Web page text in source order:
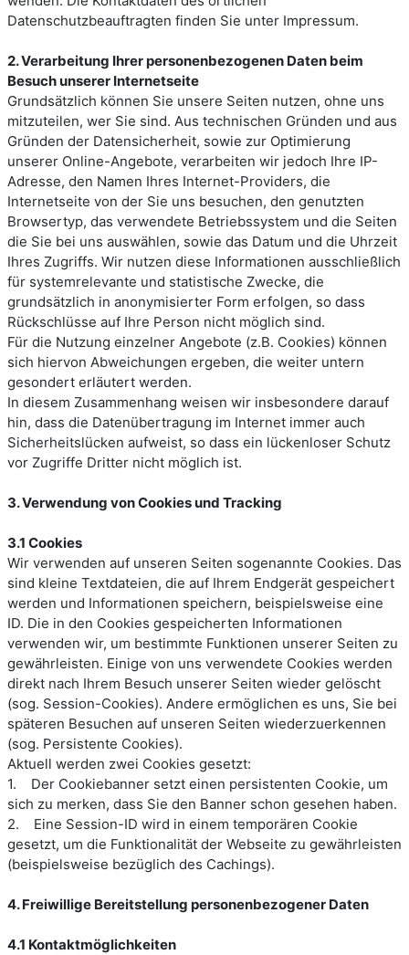
Datenschutzbeauftragten finden Sie unter Impressum.
2. Verarbeitung Ihrer personenbezogenen Daten beim
Besuch unserer Internetseite
Grundsätzlich können Sie unsere Seiten nutzen, ohne uns
mitzuteilen, wer Sie sind. Aus technischen Gründen und aus
Gründen der Datensicherheit, sowie zur Optimierung
unserer Online-Angebote, verarbeiten wir jedoch Ihre IP-
Adresse, den Namen Ihres Internet-Providers, die
Internetseite von der Sie uns besuchen, den genutzten
Browsertyp, das verwendete Betriebssystem und die Seiten
die Sie bei uns auswählen, sowie das Datum und die Uhrzeit
Ihres Zugriffs. Wir nutzen diese Informationen ausschließlich
für systemrelevante und statistische Zwecke, die
grundsätzlich in anonymisierter Form erfolgen, so dass
Rückschlüsse auf Ihre Person nicht möglich sind.
Für die Nutzung einzelner Angebote (z.B. Cookies) können
sich hiervon Abweichungen ergeben, die weiter untern
gesondert erläutert werden.
In diesem Zusammenhang weisen wir insbesondere darauf
hin, dass die Datenübertragung im Internet immer auch
Sicherheitslücken aufweist, so dass ein lückenloser Schutz
vor Zugriffe Dritter nicht möglich ist.
3. Verwendung von Cookies und Tracking
3.1 Cookies
Wir verwenden auf unseren Seiten sogenannte Cookies. Das
sind kleine Textdateien, die auf Ihrem Endgerät gespeichert
werden und Informationen speichern, beispielsweise eine
ID. Die in den Cookies gespeicherten Informationen
verwenden wir, um bestimmte Funktionen unserer Seiten zu
gewährleisten. Einige von uns verwendete Cookies werden
direkt nach Ihrem Besuch unserer Seiten wieder gelöscht
(sog. Session-Cookies). Andere ermöglichen es uns, Sie bei
späteren Besuchen auf unseren Seiten wiederzuerkennen
(sog. Persistente Cookies).
Aktuell werden zwei Cookies gesetzt:
1. Der Cookiebanner setzt einen persistenten Cookie, um
sich zu merken, dass Sie den Banner schon gesehen haben.
2. Eine Session-ID wird in einem temporären Cookie
gesetzt, um die Funktionalität der Webseite zu gewährleisten
(beispielsweise bezüglich des Cachings).
4. Freiwillige Bereitstellung personenbezogener Daten
4.1 Kontaktmöglichkeiten